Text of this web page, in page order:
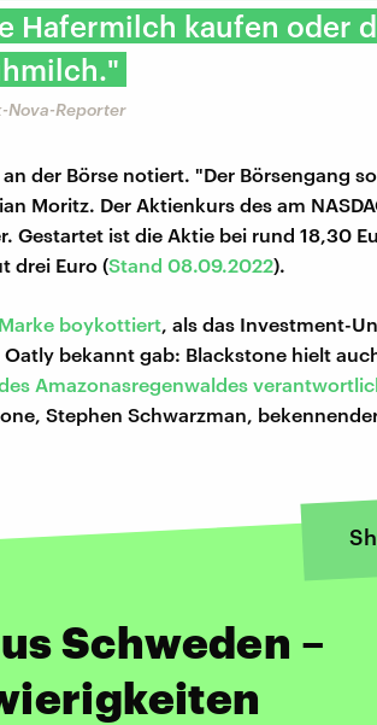
Hafermilch kaufen oder
Nova-Reporter
der Börse notiert. "Der Börsengang
Moritz. Der Aktienkurs des am
Gestartet ist die Aktie bei rund 18,30
drei Euro (Stand 08.09.2022).
boykottiert, als das Investment-
bekannt gab: Blackstone hielt
Amazonasregenwaldes
Stephen Schwarzman,
Schweden –